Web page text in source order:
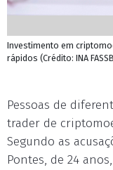
Investimento em
rápidos (Crédito: INA
Pessoas de
trader de
Segundo as
Pontes, de 24